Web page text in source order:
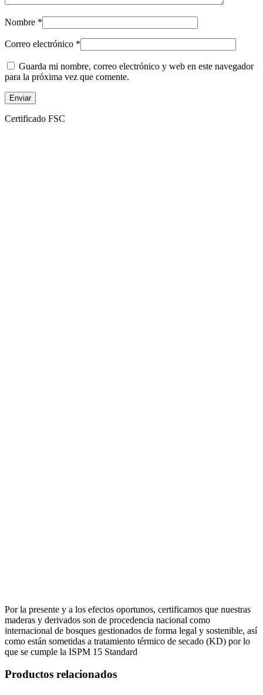
Nombre *
Correo electrónico *
Guarda mi nombre, correo electrónico y web en este navegador
para la próxima vez que comente.
Certificado FSC
Por la presente y a los efectos oportunos, certificamos que nuestras
maderas y derivados son de procedencia nacional como
internacional de bosques gestionados de forma legal y sostenible, así
como están sometidas a tratamiento térmico de secado (KD) por lo
que se cumple la ISPM 15 Standard
Productos relacionados